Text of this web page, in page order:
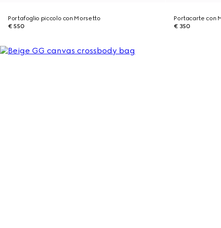
Portafoglio piccolo con Morsetto
€ 550
Portacarte con
€ 350